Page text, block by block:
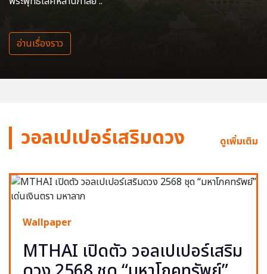
อ่านเรื่องราว
วอลเปเปอร์เสริมดวง ดูเพิ่มเติม
Wallpaper
MTHAI เปิดตัว วอลเปเปอร์เสริม